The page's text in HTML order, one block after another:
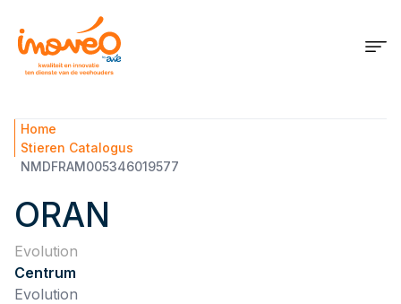
Home
Stieren Catalogus
NMDFRAM005346019577
ORAN
Evolution
Centrum
Evolution